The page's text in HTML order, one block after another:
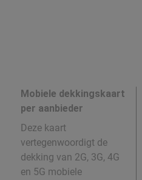
Mobiele dekkingskaart
per aanbieder
Deze kaart
vertegenwoordigt de
dekking van 2G, 3G, 4G
en 5G mobiele